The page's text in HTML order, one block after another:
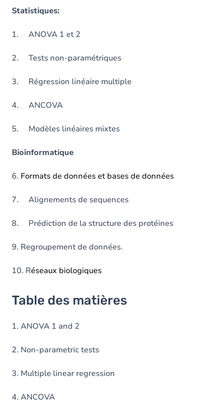
Statistiques:
1. ANOVA 1 et 2
2. Tests non-paramétriques
3. Régression linéaire multiple
4. ANCOVA
5. Modèles linéaires mixtes
Bioinformatique
6. Formats de données et bases de données
7. Alignements de sequences
8. Prédiction de la structure des protéines
9. Regroupement de données.
10. Réseaux biologiques
Table des matières
1. ANOVA 1 and 2
2. Non-parametric tests
3. Multiple linear regression
4. ANCOVA